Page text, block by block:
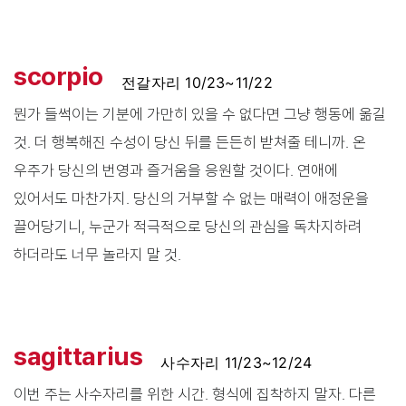
scorpio
전갈자리 10/23~11/22
뭔가 들썩이는 기분에 가만히 있을 수 없다면 그냥 행동에 옮길
것. 더 행복해진 수성이 당신 뒤를 든든히 받쳐줄 테니까. 온
우주가 당신의 번영과 즐거움을 응원할 것이다. 연애에
있어서도 마찬가지. 당신의 거부할 수 없는 매력이 애정운을
끌어당기니, 누군가 적극적으로 당신의 관심을 독차지하려
하더라도 너무 놀라지 말 것.
sagittarius
사수자리 11/23~12/24
이번 주는 사수자리를 위한 시간. 형식에 집착하지 말자. 다른